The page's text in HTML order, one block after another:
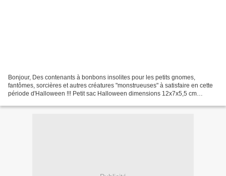
Bonjour, Des contenants à bonbons insolites pour les petits gnomes,
fantômes, sorcières et autres créatures "monstrueuses" à satisfaire en cette
période d'Halloween !!! Petit sac Halloween dimensions 12x7x5,5 cm